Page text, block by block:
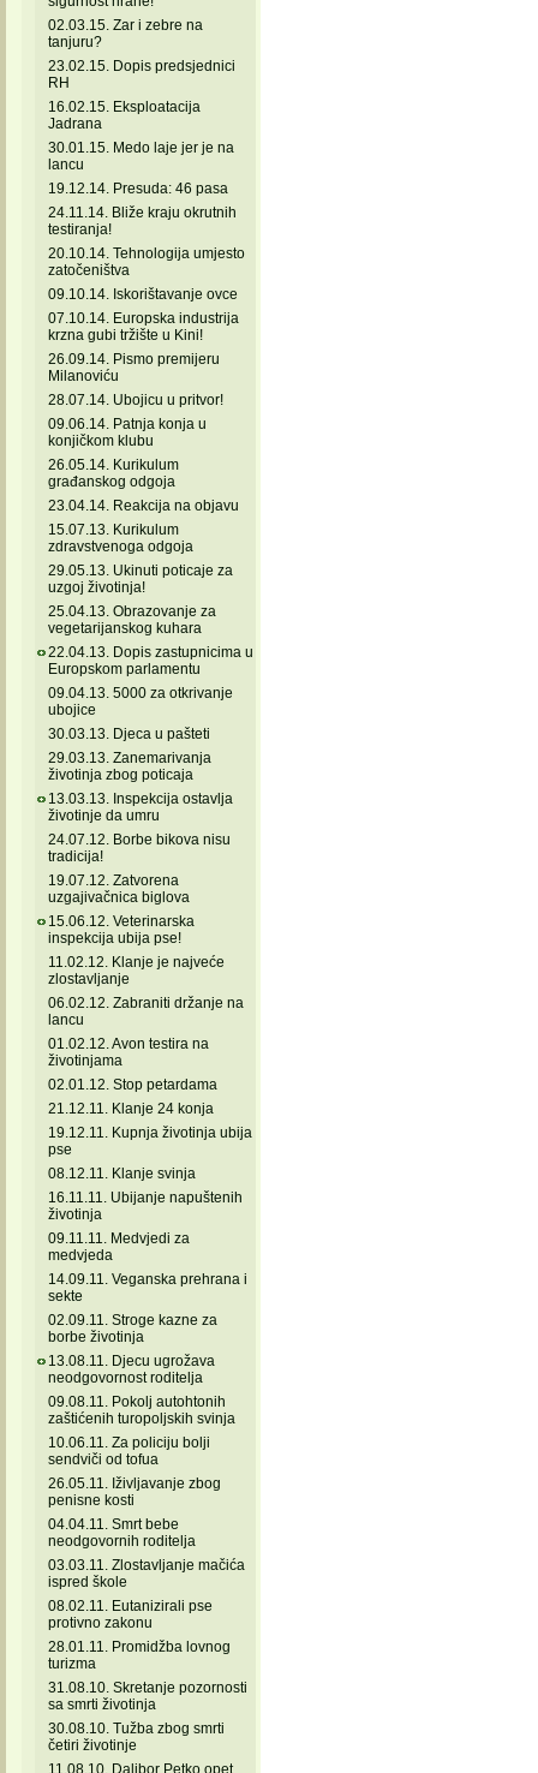
02.03.15. Zar i zebre na
tanjuru?
23.02.15. Dopis predsjednici
RH
16.02.15. Eksploatacija
Jadrana
30.01.15. Medo laje jer je na
lancu
19.12.14. Presuda: 46 pasa
24.11.14. Bliže kraju okrutnih
testiranja!
20.10.14. Tehnologija umjesto
zatočeništva
09.10.14. Iskorištavanje ovce
07.10.14. Europska industrija
krzna gubi tržište u Kini!
26.09.14. Pismo premijeru
Milanoviću
28.07.14. Ubojicu u pritvor!
09.06.14. Patnja konja u
konjičkom klubu
26.05.14. Kurikulum
građanskog odgoja
23.04.14. Reakcija na objavu
15.07.13. Kurikulum
zdravstvenoga odgoja
29.05.13. Ukinuti poticaje za
uzgoj životinja!
25.04.13. Obrazovanje za
vegetarijanskog kuhara
22.04.13. Dopis zastupnicima u
Europskom parlamentu
09.04.13. 5000 za otkrivanje
ubojice
30.03.13. Djeca u pašteti
29.03.13. Zanemarivanja
životinja zbog poticaja
13.03.13. Inspekcija ostavlja
životinje da umru
24.07.12. Borbe bikova nisu
tradicija!
19.07.12. Zatvorena
uzgajivačnica biglova
15.06.12. Veterinarska
inspekcija ubija pse!
11.02.12. Klanje je najveće
zlostavljanje
06.02.12. Zabraniti držanje na
lancu
01.02.12. Avon testira na
životinjama
02.01.12. Stop petardama
21.12.11. Klanje 24 konja
19.12.11. Kupnja životinja ubija
pse
08.12.11. Klanje svinja
16.11.11. Ubijanje napuštenih
životinja
09.11.11. Medvjedi za
medvjeda
14.09.11. Veganska prehrana i
sekte
02.09.11. Stroge kazne za
borbe životinja
13.08.11. Djecu ugrožava
neodgovornost roditelja
09.08.11. Pokolj autohtonih
zaštićenih turopoljskih svinja
10.06.11. Za policiju bolji
sendviči od tofua
26.05.11. Iživljavanje zbog
penisne kosti
04.04.11. Smrt bebe
neodgovornih roditelja
03.03.11. Zlostavljanje mačića
ispred škole
08.02.11. Eutanizirali pse
protivno zakonu
28.01.11. Promidžba lovnog
turizma
31.08.10. Skretanje pozornosti
sa smrti životinja
30.08.10. Tužba zbog smrti
četiri životinje
11.08.10. Dalibor Petko opet